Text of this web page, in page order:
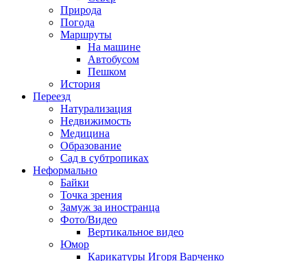
Природа
Погода
Маршруты
На машине
Автобусом
Пешком
История
Переезд
Натурализация
Недвижимость
Медицина
Образование
Сад в субтропиках
Неформально
Байки
Точка зрения
Замуж за иностранца
Фото/Видео
Вертикальное видео
Юмор
Карикатуры Игоря Варченко